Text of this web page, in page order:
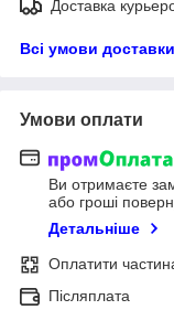
Доставка
Всі умови доставки
Умови оплати
Ви отримаєте
або гроші
Детальніше
Оплатити
Післяплата